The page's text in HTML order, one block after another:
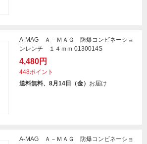
A-MAG Ａ－ＭＡＧ 防爆コンビネーショ
ンレンチ １４ｍｍ 0130014S
4,480円
448ポイント
送料無料、8月14日（金） お届け
A-MAG Ａ－ＭＡＧ 防爆コンビネーショ